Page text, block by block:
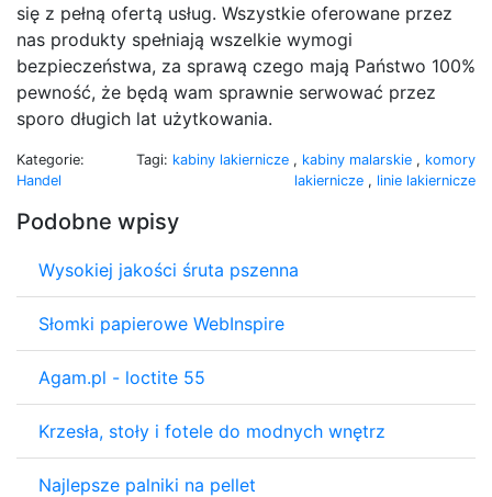
się z pełną ofertą usług. Wszystkie oferowane przez
nas produkty spełniają wszelkie wymogi
bezpieczeństwa, za sprawą czego mają Państwo 100%
pewność, że będą wam sprawnie serwować przez
sporo długich lat użytkowania.
Kategorie:
Handel
Tagi: kabiny lakiernicze , kabiny malarskie , komory
lakiernicze , linie lakiernicze
Podobne wpisy
Wysokiej jakości śruta pszenna
Słomki papierowe WebInspire
Agam.pl - loctite 55
Krzesła, stoły i fotele do modnych wnętrz
Najlepsze palniki na pellet